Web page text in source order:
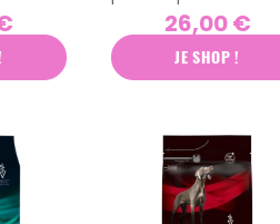
sachets26,00 €
JE SHOP !